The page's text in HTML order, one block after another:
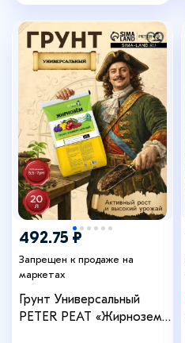
492.75 ₽
Запрещен к продаже на
маркетах
Грунт Универсальный
PETER PEAT «Жирнозем»,